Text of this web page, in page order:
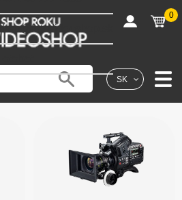
SK
shop@fotovideoshop.sk
0